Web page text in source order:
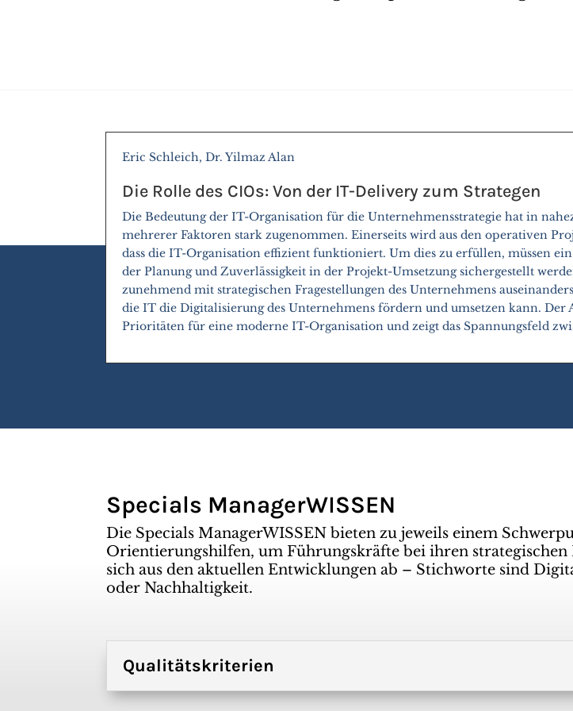
Eric Schleich, Dr. Yilmaz Alan
Die Rolle des CIOs: Von der IT-Delivery zum Strategen
Die Bedeutung der IT-Organisation für die Unternehmensstrategie hat in
mehrerer Faktoren stark zugenommen. Einerseits wird aus den operativen
dass die IT-Organisation effizient funktioniert. Um dies zu erfüllen, müssen
der Planung und Zuverlässigkeit in der Projekt-Umsetzung sichergestellt
zunehmend mit strategischen Fragestellungen des Unternehmens
die IT die Digitalisierung des Unternehmens fördern und umsetzen kann.
Prioritäten für eine moderne IT-Organisation und zeigt das Spannungsfeld
Specials ManagerWISSEN
Die Specials ManagerWISSEN bieten zu jeweils einem
Orientierungshilfen, um Führungskräfte bei ihren
sich aus den aktuellen Entwicklungen ab – Stichworte sind
oder Nachhaltigkeit.
Qualitätskriterien